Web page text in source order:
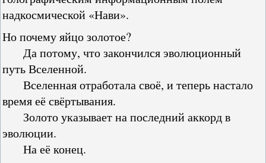
надкосмической «Нави».
Но почему яйцо золотое?
Да потому, что закончился эволюционный
путь Вселенной.
Вселенная отработала своё, и теперь настало
время её свёртывания.
Золото указывает на последний аккорд в
эволюции.
На её конец.